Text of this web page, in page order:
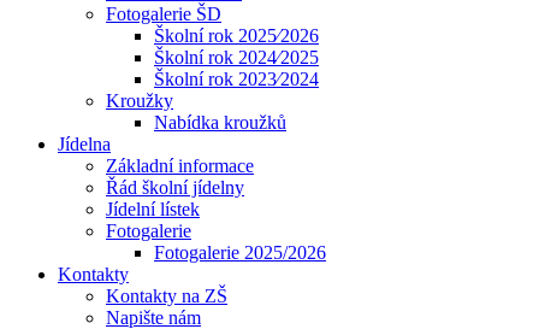
Fotogalerie ŠD
Školní rok 2025⁄2026
Školní rok 2024⁄2025
Školní rok 2023⁄2024
Kroužky
Nabídka kroužků
Jídelna
Základní informace
Řád školní jídelny
Jídelní lístek
Fotogalerie
Fotogalerie 2025/2026
Kontakty
Kontakty na ZŠ
Napište nám